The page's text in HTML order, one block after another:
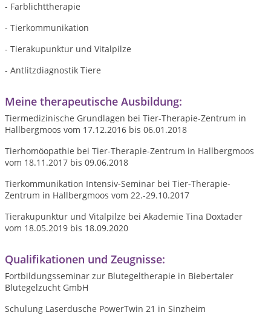
- Farblichttherapie
- Tierkommunikation
- Tierakupunktur und Vitalpilze
- Antlitzdiagnostik Tiere
Meine therapeutische Ausbildung:
Tiermedizinische Grundlagen bei Tier-Therapie-Zentrum in
Hallbergmoos vom 17.12.2016 bis 06.01.2018
Tierhomöopathie bei Tier-Therapie-Zentrum in Hallbergmoos
vom 18.11.2017 bis 09.06.2018
Tierkommunikation Intensiv-Seminar bei Tier-Therapie-
Zentrum in Hallbergmoos vom 22.-29.10.2017
Tierakupunktur und Vitalpilze bei Akademie Tina Doxtader
vom 18.05.2019 bis 18.09.2020
Qualifikationen und Zeugnisse:
Fortbildungsseminar zur Blutegeltherapie in Biebertaler
Blutegelzucht GmbH
Schulung Laserdusche PowerTwin 21 in Sinzheim